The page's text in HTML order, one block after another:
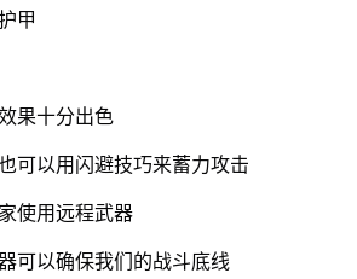
甲
果十分出色
可以用闪避技巧来蓄力攻击
使用远程武器
可以确保我们的战斗底线